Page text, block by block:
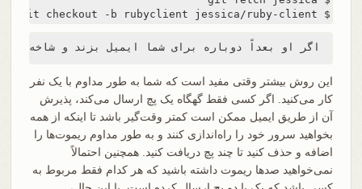
$ git checkout -b rubyclient jessica/ruby-client
اگر او بعداً دوباره برای شما ایمیل بزند و شاخه‌ای دیگر با ویژگی دیگری عالی ارسال کند، می‌توانید مستقیماً با استفاده از `fetch` و سپس `checkout` آن را دریافت کنید چون قبلاً تنظیم ریموت را انجام داده‌اید.
این روش بیشتر وقتی مفید است که شما به طور مداوم با یک نفر
کار می‌کنید. اگر کسی فقط گهگاه یک پچ ارسال می‌کند، پذیرش
آن از طریق ایمیل ممکن است کمتر وقت‌گیر باشد تا اینکه از همه
بخواهید سرور خود را راه‌اندازی کنند و به طور مداوم ریموت‌ها را
اضافه و حذف کنید تا چند پچ دریافت کنید. همچنین احتمالاً
نمی‌خواهید صدها ریموت داشته باشید که هر کدام فقط مربوط به